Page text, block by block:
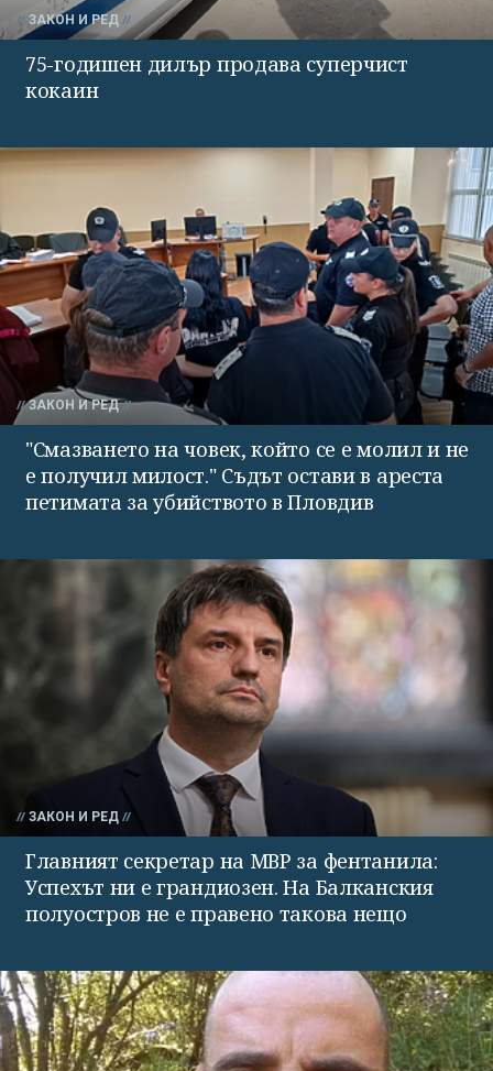
ЗАКОН И РЕД
75-годишен дилър продава суперчист
кокаин
ЗАКОН И РЕД
"Смазването на човек, който се е молил и не
е получил милост." Съдът остави в ареста
петимата за убийството в Пловдив
ЗАКОН И РЕД
Главният секретар на МВР за фентанила:
Успехът ни е грандиозен. На Балканския
полуостров не е правено такова нещо